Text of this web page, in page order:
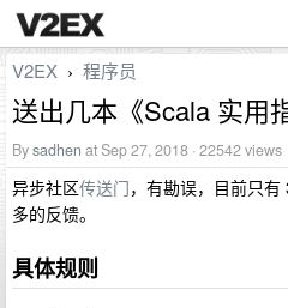
V2EX › 程序员
送出几本《Scala 实用
Bysadhen at Sep 27, 2018 · 22542 views
异步社区传送门，有勘误，目前只
多的反馈。
具体规则